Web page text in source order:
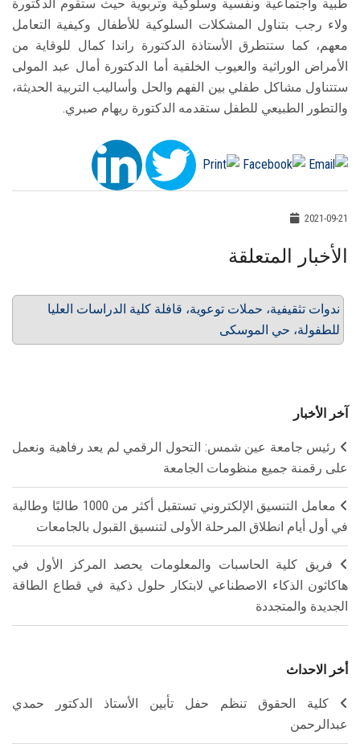
طبية واجتماعية ونفسية وسلوكية وتربوية حيث ستقوم الدكتورة
ولاء رجب بتناول المشكلات السلوكية للأطفال وكيفية التعامل
معهم، كما ستتطرق الأستاذة الدكتورة راندا كمال للوقاية من
الأمراض الوراثية والعيوب الخلقية أما الدكتورة أمال عبد المولى
ستتناول مشاكل طفلي بين الفهم والحل وأساليب التربية الحديثة،
والتطور الطبيعي للطفل ستقدمه الدكتورة ريهام صبري.
2021-09-21
الأخبار المتعلقة
ندوات تثقيفية، حملات توعوية، قافلة كلية الدراسات العليا
للطفولة، حي الموسكى
آخر الأخبار
رئيس جامعة عين شمس: التحول الرقمي لم يعد رفاهية ونعمل
على رقمنة جميع منظومات الجامعة
معامل التنسيق الإلكتروني تستقبل أكثر من 1000 طالبًا وطالبة
في أول أيام انطلاق المرحلة الأولى لتنسيق القبول بالجامعات
فريق كلية الحاسبات والمعلومات يحصد المركز الأول في
هاكاثون الذكاء الاصطناعي لابتكار حلول ذكية في قطاع الطاقة
الجديدة والمتجددة
أخر الاحداث
كلية الحقوق تنظم حفل تأبين الأستاذ الدكتور حمدي
عبدالرحمن